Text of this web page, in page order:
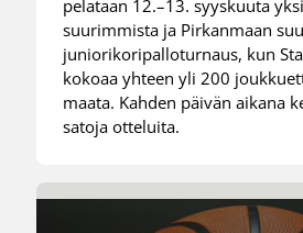
pelataan 12.–13. syyskuuta
suurimmista ja Pirkanmaan
juniorikoripalloturnaus, kun
kokoaa yhteen yli 200
maata. Kahden päivän aikana
satoja otteluita.